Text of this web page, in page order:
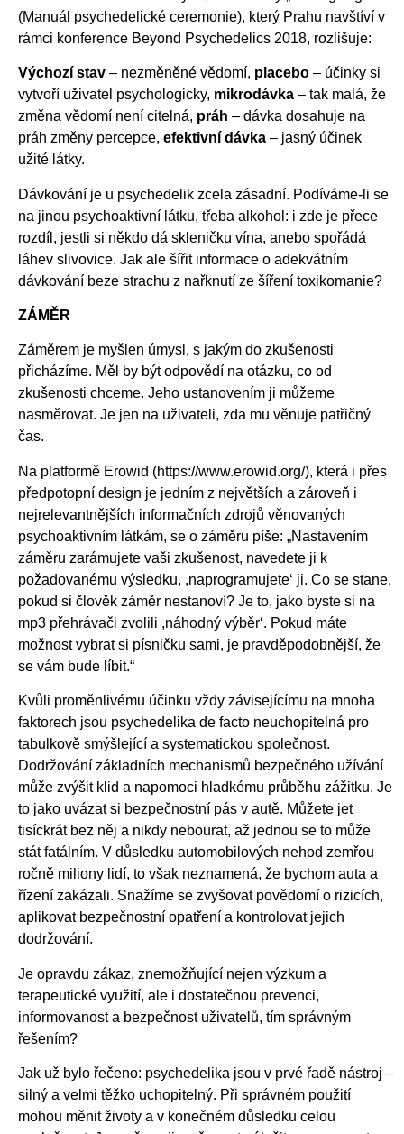
(Manuál psychedelické ceremonie), který Prahu navštíví v
rámci konference Beyond Psychedelics 2018, rozlišuje:
Výchozí stav – nezměněné vědomí, placebo – účinky si
vytvoří uživatel psychologicky, mikrodávka – tak malá, že
změna vědomí není citelná, práh – dávka dosahuje na
práh změny percepce, efektivní dávka – jasný účinek
užité látky.
Dávkování je u psychedelik zcela zásadní. Podíváme-li se
na jinou psychoaktivní látku, třeba alkohol: i zde je přece
rozdíl, jestli si někdo dá skleničku vína, anebo spořádá
láhev slivovice. Jak ale šířit informace o adekvátním
dávkování beze strachu z nařknutí ze šíření toxikomanie?
ZÁMĚR
Záměrem je myšlen úmysl, s jakým do zkušenosti
přicházíme. Měl by být odpovědí na otázku, co od
zkušenosti chceme. Jeho ustanovením ji můžeme
nasměrovat. Je jen na uživateli, zda mu věnuje patřičný
čas.
Na platformě Erowid (https://www.erowid.org/), která i přes
předpotopní design je jedním z největších a zároveň i
nejrelevantnějších informačních zdrojů věnovaných
psychoaktivním látkám, se o záměru píše: „Nastavením
záměru zarámujete vaši zkušenost, navedete ji k
požadovanému výsledku, ,naprogramujete‘ ji. Co se stane,
pokud si člověk záměr nestanoví? Je to, jako byste si na
mp3 přehrávači zvolili ,náhodný výběr‘. Pokud máte
možnost vybrat si písničku sami, je pravděpodobnější, že
se vám bude líbit.“
Kvůli proměnlivému účinku vždy závisejícímu na mnoha
faktorech jsou psychedelika de facto neuchopitelná pro
tabulkově smýšlející a systematickou společnost.
Dodržování základních mechanismů bezpečného užívání
může zvýšit klid a napomoci hladkému průběhu zážitku. Je
to jako uvázat si bezpečnostní pás v autě. Můžete jet
tisíckrát bez něj a nikdy nebourat, až jednou se to může
stát fatálním. V důsledku automobilových nehod zemřou
ročně miliony lidí, to však neznamená, že bychom auta a
řízení zakázali. Snažíme se zvyšovat povědomí o rizicích,
aplikovat bezpečnostní opatření a kontrolovat jejich
dodržování.
Je opravdu zákaz, znemožňující nejen výzkum a
terapeutické využití, ale i dostatečnou prevenci,
informovanost a bezpečnost uživatelů, tím správným
řešením?
Jak už bylo řečeno: psychedelika jsou v prvé řadě nástroj –
silný a velmi těžko uchopitelný. Při správném použití
mohou měnit životy a v konečném důsledku celou